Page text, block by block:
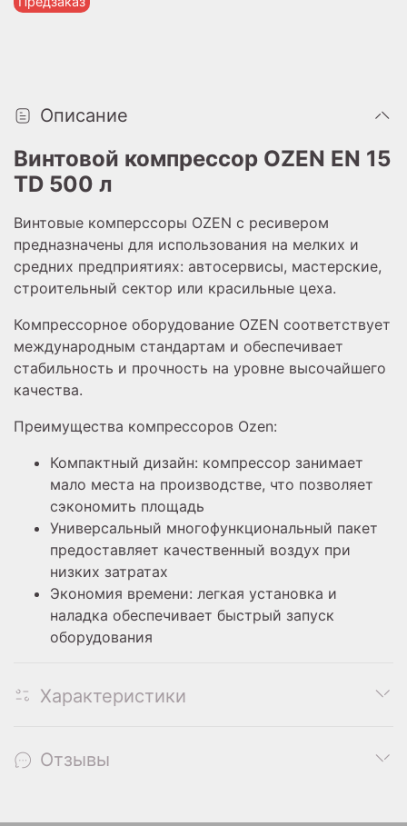
Описание
Винтовой компрессор OZEN EN 15
TD 500 л
Винтовые комперссоры OZEN с ресивером
предназначены для использования на мелких и
средних предприятиях: автосервисы, мастерские,
строительный сектор или красильные цеха.
Компрессорное оборудование OZEN соответствует
международным стандартам и обеспечивает
стабильность и прочность на уровне высочайшего
качества.
Преимущества компрессоров Ozen:
Компактный дизайн: компрессор занимает
мало места на производстве, что позволяет
сэкономить площадь
Универсальный многофункциональный пакет
предоставляет качественный воздух при
низких затратах
Экономия времени: легкая установка и
наладка обеспечивает быстрый запуск
оборудования
Характеристики
Отзывы